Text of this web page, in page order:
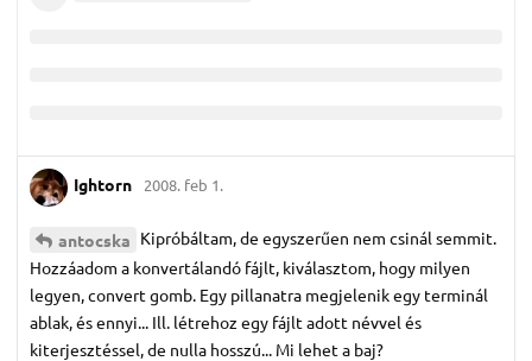
Ightorn 2008. feb 1.
antocska Kipróbáltam, de egyszerűen nem csinál semmit.
Hozzáadom a konvertálandó fájlt, kiválasztom, hogy milyen
legyen, convert gomb. Egy pillanatra megjelenik egy terminál
ablak, és ennyi... Ill. létrehoz egy fájlt adott névvel és
kiterjesztéssel, de nulla hosszú... Mi lehet a baj?